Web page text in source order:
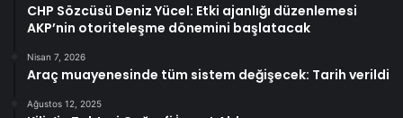
CHP Sözcüsü Deniz Yücel: Etki ajanlığı düzenlemesi
AKP’nin otoriteleşme dönemini başlatacak
Nisan 7, 2026
Araç muayenesinde tüm sistem değişecek: Tarih verildi
Ağustos 12, 2025